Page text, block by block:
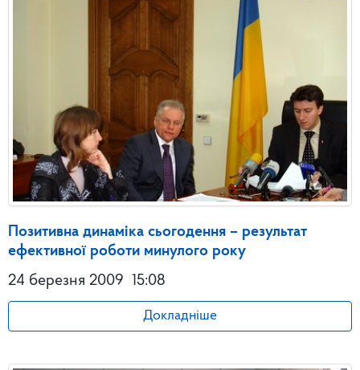
Позитивна динаміка сьогодення – результат
ефективної роботи минулого року
24 березня 2009
15:08
Докладніше